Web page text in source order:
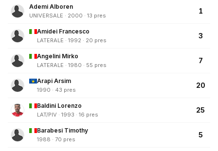
Ademi Alboren
UNIVERSALE · 2000 · 13 pres
1
Amidei Francesco
LATERALE · 1992 · 20 pres
3
Angelini Mirko
LATERALE · 1980 · 55 pres
7
Arapi Arsim
1990 · 43 pres
20
Baldini Lorenzo
LAT/PIV · 1993 · 16 pres
25
Barabesi Timothy
1988 · 70 pres
5